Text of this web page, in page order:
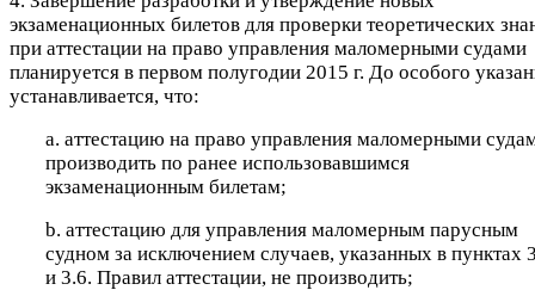
экзаменационных билетов для проверки теоретических
при аттестации на право управления маломерными судами
планируется в первом полугодии 2015 г. До особого
устанавливается, что:
a. аттестацию на право управления маломерными
производить по ранее использовавшимся
экзаменационным билетам;
b. аттестацию для управления маломерным парусным
судном за исключением случаев, указанных в пунктах
и 3.6. Правил аттестации, не производить;